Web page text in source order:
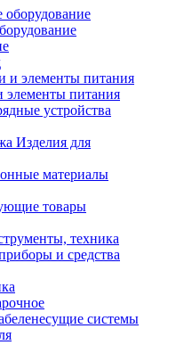
элементы питания
устройства
Изделия для
материалы
товары
техника
и средства
системы